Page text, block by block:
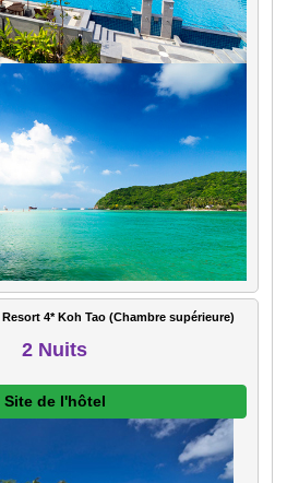
4* Koh Tao (Chambre supérieure)
2 Nuits
Site de l'hôtel